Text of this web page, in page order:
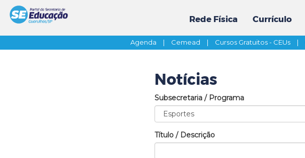
Rede Física Currículo
Agenda | Cemead | Cursos Gratuitos - CEUs |
Notícias
Subsecretaria / Programa
Título / Descrição